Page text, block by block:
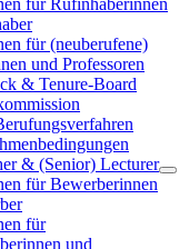
für (neuberufene)
und Professoren
& Tenure-Board
& (Senior) Lecturer
für Bewerberinnen
für
und